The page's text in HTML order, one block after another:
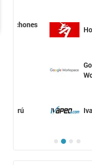
Hostgator
Workspace
Ivapeo